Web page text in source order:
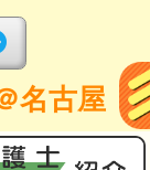
名古屋